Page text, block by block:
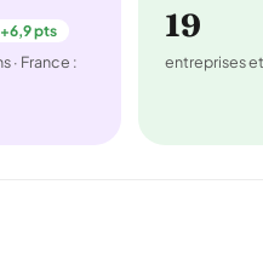
+6,9 pts
· France :
19
entreprises